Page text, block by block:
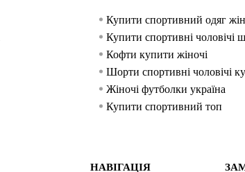
Купити спортивний одяг
Купити спортивні чоловічі
Кофти купити жіночі
Шорти спортивні чоловічі
Жіночі футболки україна
Купити спортивний топ
НАВІГАЦІЯ